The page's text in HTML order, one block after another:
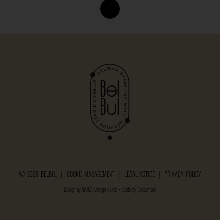
© 2026 BELBUL | COOKIE MANAGEMENT LEGAL NOTICE PRIVACY POLICY
Design by MOKA Design Studio • Code by Crossmark